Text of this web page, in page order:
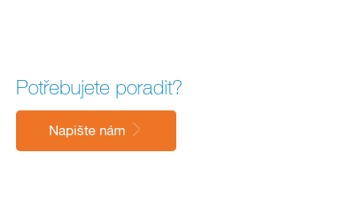
Potřebujete poradit?
Napište nám